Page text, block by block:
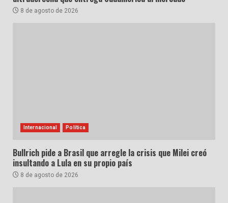
8 de agosto de 2026
Internacional Política
Bullrich pide a Brasil que arregle la crisis que Milei creó
insultando a Lula en su propio país
8 de agosto de 2026